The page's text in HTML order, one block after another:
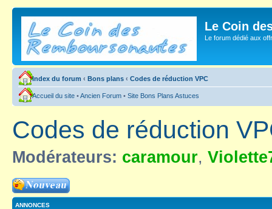
Le Coin
Le forum dédié aux
Index du forum ‹ Bons plans ‹ Codes de réduction VPC
Accueil du site •Ancien Forum • Site Bons Plans Astuces
Codes de réduction
Modérateurs: caramour,
Ecrire un nouveau
sujet
ANNONCES